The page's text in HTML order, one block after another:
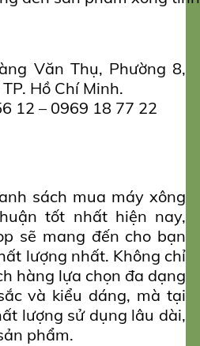
Văn Thụ, Phường 8,
Hồ Chí Minh.
12 – 0969 18 77 22
sách mua máy xông
tốt nhất hiện nay,
sẽ mang đến cho bạn
lượng nhất. Không chỉ
hàng lựa chọn đa dạng
và kiểu dáng, mà tại
lượng sử dụng lâu dài,
phẩm.